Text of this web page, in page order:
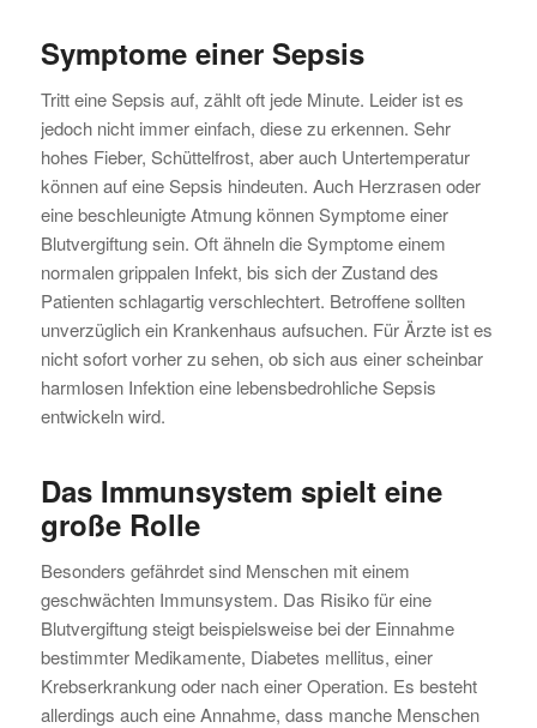
Symptome einer Sepsis
Tritt eine Sepsis auf, zählt oft jede Minute. Leider ist es
jedoch nicht immer einfach, diese zu erkennen. Sehr
hohes Fieber, Schüttelfrost, aber auch Untertemperatur
können auf eine Sepsis hindeuten. Auch Herzrasen oder
eine beschleunigte Atmung können Symptome einer
Blutvergiftung sein. Oft ähneln die Symptome einem
normalen grippalen Infekt, bis sich der Zustand des
Patienten schlagartig verschlechtert. Betroffene sollten
unverzüglich ein Krankenhaus aufsuchen. Für Ärzte ist es
nicht sofort vorher zu sehen, ob sich aus einer scheinbar
harmlosen Infektion eine lebensbedrohliche Sepsis
entwickeln wird.
Das Immunsystem spielt eine
große Rolle
Besonders gefährdet sind Menschen mit einem
geschwächten Immunsystem. Das Risiko für eine
Blutvergiftung steigt beispielsweise bei der Einnahme
bestimmter Medikamente, Diabetes mellitus, einer
Krebserkrankung oder nach einer Operation. Es besteht
allerdings auch eine Annahme, dass manche Menschen